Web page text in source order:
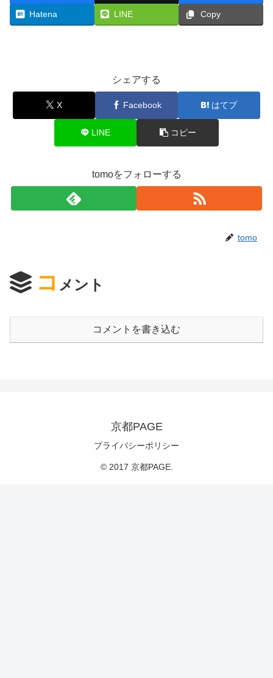
Hatena LINE Copy
シェアする
X Facebook はてブ
LINE コピー
tomoをフォローする
tomo
コ メント
コメントを書き込む
京都PAGE
プライバシーポリシー
© 2017 京都PAGE.